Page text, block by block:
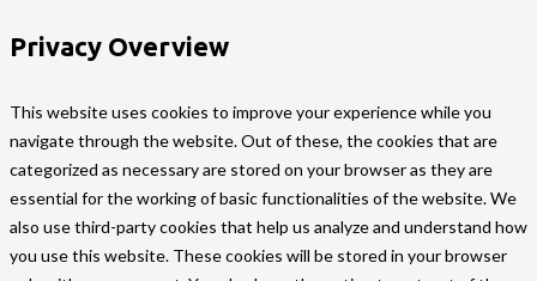
Privacy Overview
This website uses cookies to improve your experience while you
navigate through the website. Out of these, the cookies that are
categorized as necessary are stored on your browser as they are
essential for the working of basic functionalities of the website. We
also use third-party cookies that help us analyze and understand how
you use this website. These cookies will be stored in your browser